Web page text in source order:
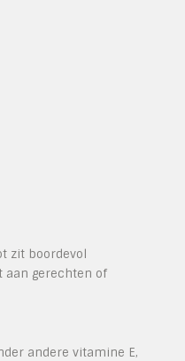
zit boordevol
aan gerechten of
andere vitamine E,